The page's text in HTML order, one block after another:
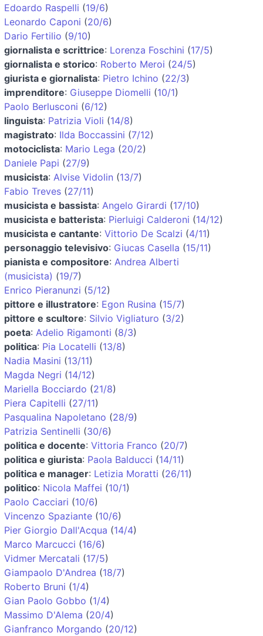
Edoardo Raspelli (19/6)
Leonardo Caponi (20/6)
Dario Fertilio (9/10)
giornalista e scrittrice: Lorenza Foschini (17/5)
giornalista e storico: Roberto Meroi (24/5)
giurista e giornalista: Pietro Ichino (22/3)
imprenditore: Giuseppe Diomelli (10/1)
Paolo Berlusconi (6/12)
linguista: Patrizia Violi (14/8)
magistrato: Ilda Boccassini (7/12)
motociclista: Mario Lega (20/2)
Daniele Papi (27/9)
musicista: Alvise Vidolin (13/7)
Fabio Treves (27/11)
musicista e bassista: Angelo Girardi (17/10)
musicista e batterista: Pierluigi Calderoni (14/12)
musicista e cantante: Vittorio De Scalzi (4/11)
personaggio televisivo: Giucas Casella (15/11)
pianista e compositore: Andrea Alberti
(musicista) (19/7)
Enrico Pieranunzi (5/12)
pittore e illustratore: Egon Rusina (15/7)
pittore e scultore: Silvio Vigliaturo (3/2)
poeta: Adelio Rigamonti (8/3)
politica: Pia Locatelli (13/8)
Nadia Masini (13/11)
Magda Negri (14/12)
Mariella Bocciardo (21/8)
Piera Capitelli (27/11)
Pasqualina Napoletano (28/9)
Patrizia Sentinelli (30/6)
politica e docente: Vittoria Franco (20/7)
politica e giurista: Paola Balducci (14/11)
politica e manager: Letizia Moratti (26/11)
politico: Nicola Maffei (10/1)
Paolo Cacciari (10/6)
Vincenzo Spaziante (10/6)
Pier Giorgio Dall'Acqua (14/4)
Marco Marcucci (16/6)
Vidmer Mercatali (17/5)
Giampaolo D'Andrea (18/7)
Roberto Bruni (1/4)
Gian Paolo Gobbo (1/4)
Massimo D'Alema (20/4)
Gianfranco Morgando (20/12)